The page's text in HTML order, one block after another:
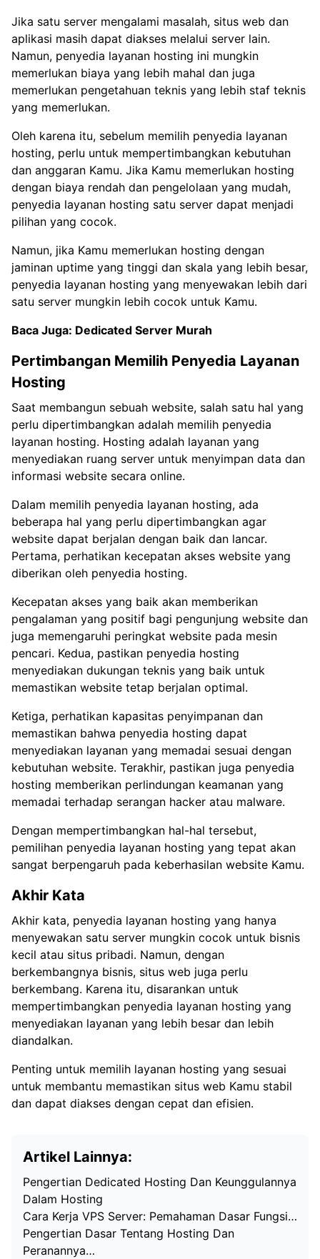
Jika satu server mengalami masalah, situs web dan
aplikasi masih dapat diakses melalui server lain.
Namun, penyedia layanan hosting ini mungkin
memerlukan biaya yang lebih mahal dan juga
memerlukan pengetahuan teknis yang lebih staf teknis
yang memerlukan.
Oleh karena itu, sebelum memilih penyedia layanan
hosting, perlu untuk mempertimbangkan kebutuhan
dan anggaran Kamu. Jika Kamu memerlukan hosting
dengan biaya rendah dan pengelolaan yang mudah,
penyedia layanan hosting satu server dapat menjadi
pilihan yang cocok.
Namun, jika Kamu memerlukan hosting dengan
jaminan uptime yang tinggi dan skala yang lebih besar,
penyedia layanan hosting yang menyewakan lebih dari
satu server mungkin lebih cocok untuk Kamu.
Baca Juga: Dedicated Server Murah
Pertimbangan Memilih Penyedia Layanan
Hosting
Saat membangun sebuah website, salah satu hal yang
perlu dipertimbangkan adalah memilih penyedia
layanan hosting. Hosting adalah layanan yang
menyediakan ruang server untuk menyimpan data dan
informasi website secara online.
Dalam memilih penyedia layanan hosting, ada
beberapa hal yang perlu dipertimbangkan agar
website dapat berjalan dengan baik dan lancar.
Pertama, perhatikan kecepatan akses website yang
diberikan oleh penyedia hosting.
Kecepatan akses yang baik akan memberikan
pengalaman yang positif bagi pengunjung website dan
juga memengaruhi peringkat website pada mesin
pencari. Kedua, pastikan penyedia hosting
menyediakan dukungan teknis yang baik untuk
memastikan website tetap berjalan optimal.
Ketiga, perhatikan kapasitas penyimpanan dan
memastikan bahwa penyedia hosting dapat
menyediakan layanan yang memadai sesuai dengan
kebutuhan website. Terakhir, pastikan juga penyedia
hosting memberikan perlindungan keamanan yang
memadai terhadap serangan hacker atau malware.
Dengan mempertimbangkan hal-hal tersebut,
pemilihan penyedia layanan hosting yang tepat akan
sangat berpengaruh pada keberhasilan website Kamu.
Akhir Kata
Akhir kata, penyedia layanan hosting yang hanya
menyewakan satu server mungkin cocok untuk bisnis
kecil atau situs pribadi. Namun, dengan
berkembangnya bisnis, situs web juga perlu
berkembang. Karena itu, disarankan untuk
mempertimbangkan penyedia layanan hosting yang
menyediakan layanan yang lebih besar dan lebih
diandalkan.
Penting untuk memilih layanan hosting yang sesuai
untuk membantu memastikan situs web Kamu stabil
dan dapat diakses dengan cepat dan efisien.
Artikel Lainnya:
Pengertian Dedicated Hosting Dan Keunggulannya
Dalam Hosting
Cara Kerja VPS Server: Pemahaman Dasar Fungsi…
Pengertian Dasar Tentang Hosting Dan
Peranannya…